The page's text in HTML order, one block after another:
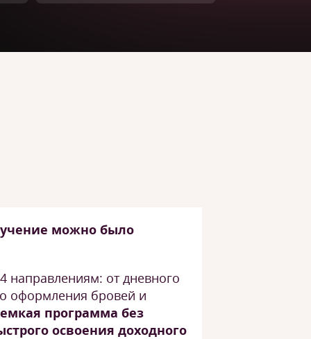
можно было
направлениям: от дневного
оформления бровей и
емкая программа без
освоения доходного